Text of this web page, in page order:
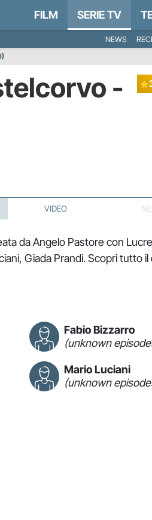
FILM SERIE TV
NEWS
-
VIDEO
da Angelo Pastore con
Giada Prandi. Scopri tutto il
Fabio Bizzarro
(unknown
Mario Luciani
(unknown